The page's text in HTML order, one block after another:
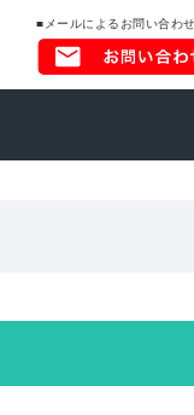
■メールによるお問い合わ